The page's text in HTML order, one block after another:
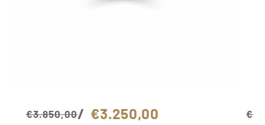
€3.850,00 €3.250,00